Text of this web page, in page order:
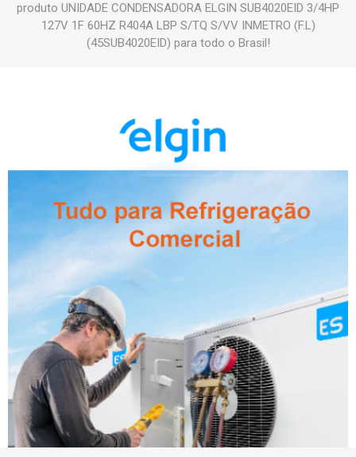
produto UNIDADE CONDENSADORA ELGIN SUB4020EID 3/4HP
127V 1F 60HZ R404A LBP S/TQ S/VV INMETRO (F.L)
(45SUB4020EID) para todo o Brasil!